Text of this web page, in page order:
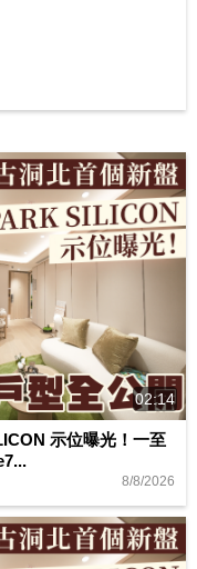
02:14
示位曝光！一至
8/8/2026